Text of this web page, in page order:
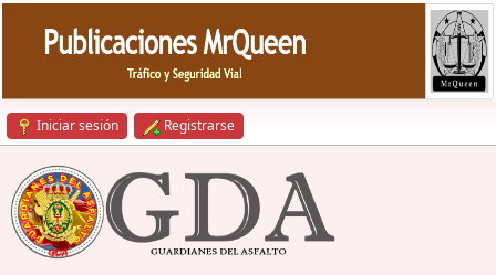
Iniciar sesión Registrarse